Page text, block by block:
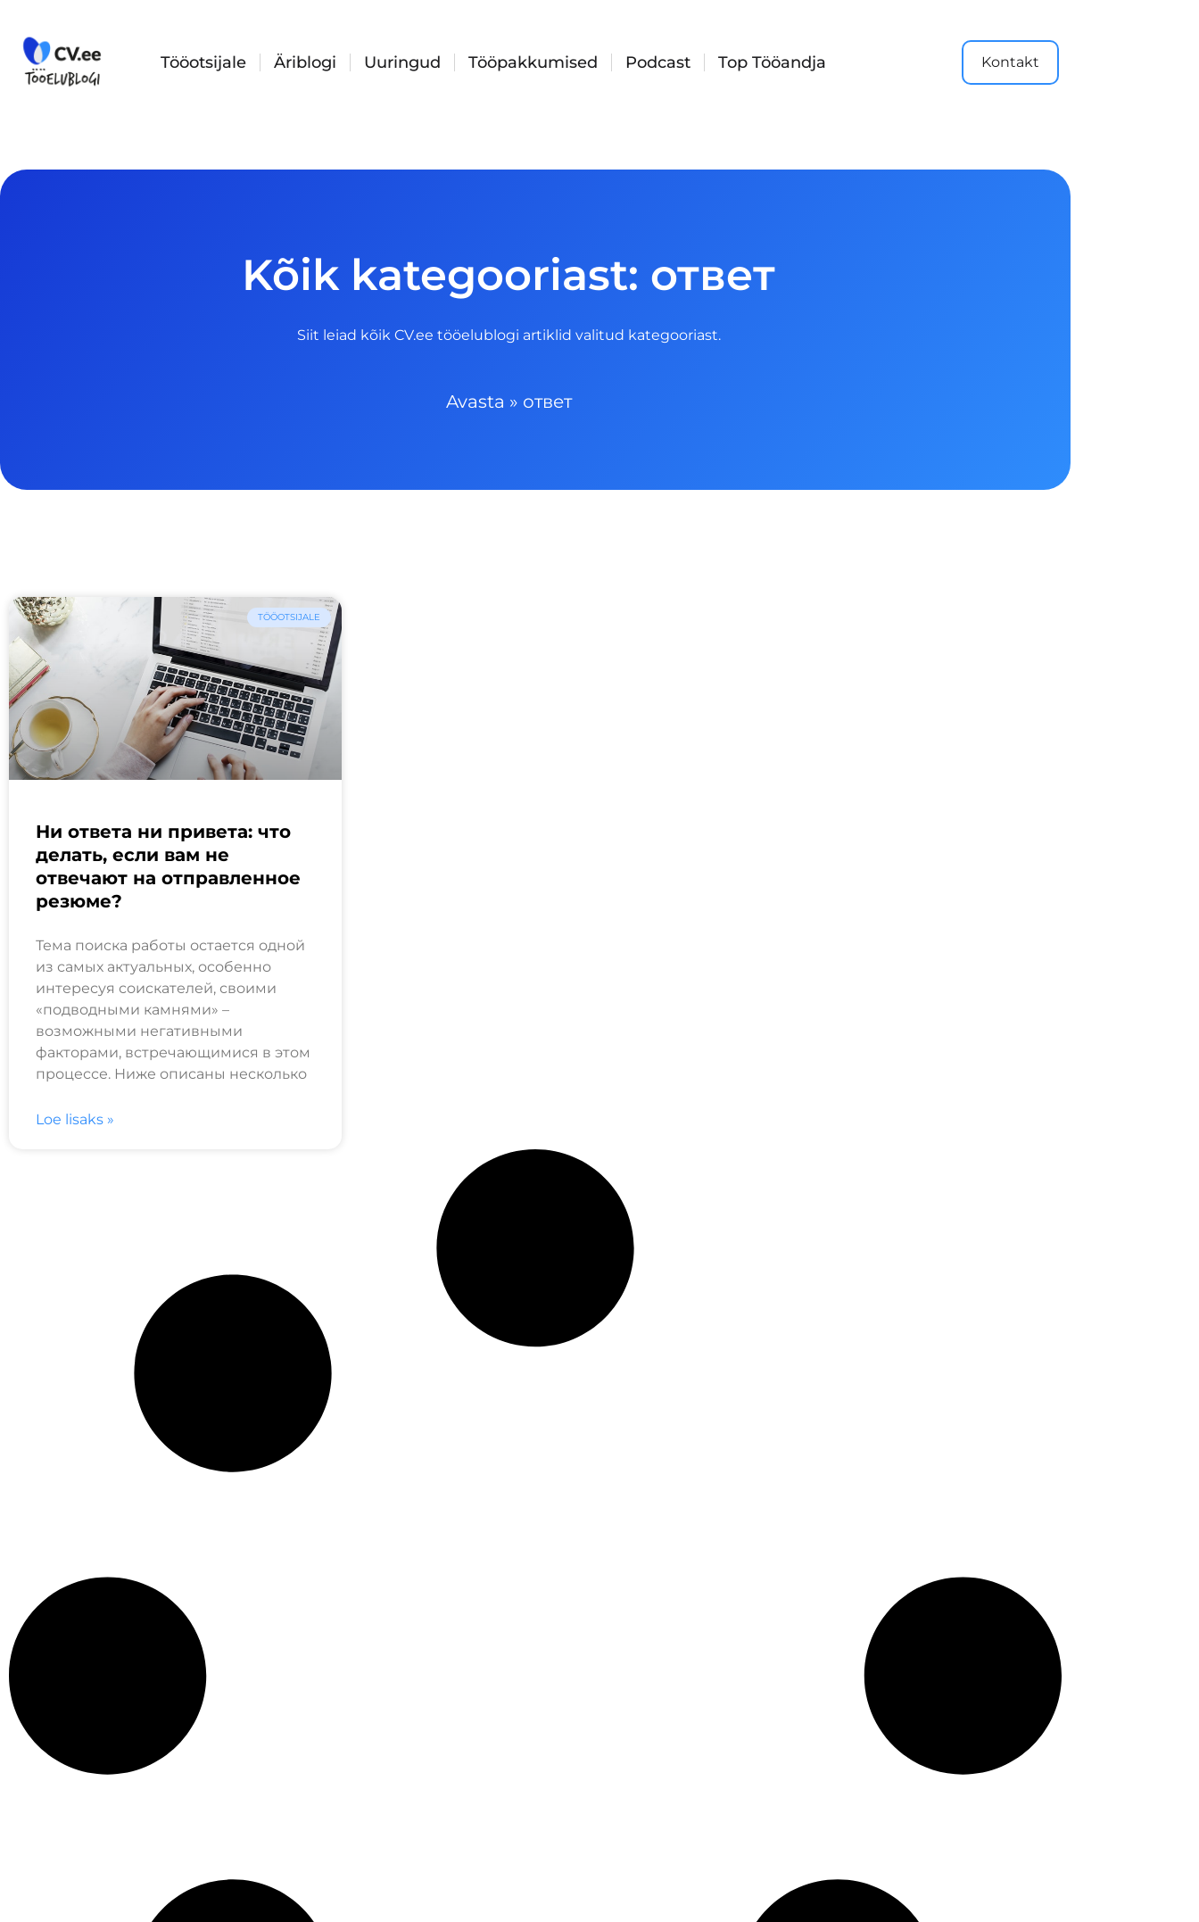
content
Tööotsijale Äriblogi Uuringud Tööpakkumised Podcast Top Tööandja Kontakt
Kõik kategooriast: ответ
Siit leiad kõik CV.ee tööelublogi artiklid valitud kategooriast.
Avasta » ответ
TÖÖOTSIJALE
Ни ответа ни привета: что
делать, если вам не
отвечают на отправленное
резюме?
Тема поиска работы остается одной
из самых актуальных, особенно
интересуя соискателей, своими
«подводными камнями» –
возможными негативными
факторами, встречающимися в этом
процессе. Ниже описаны несколько
Loe lisaks »